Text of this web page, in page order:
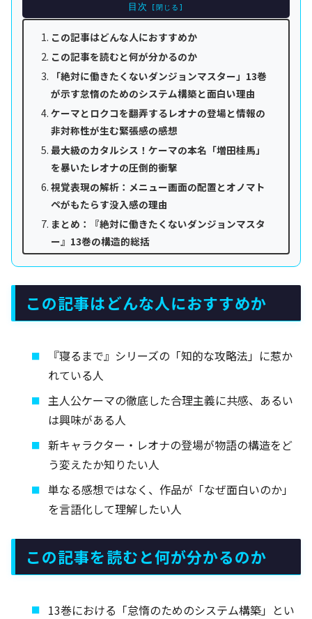
目次
この記事はどんな人におすすめか
この記事を読むと何が分かるのか
「絶対に働きたくないダンジョンマスター」13巻
が示す怠惰のためのシステム構築と面白い理由
ケーマとロクコを翻弄するレオナの登場と情報の
非対称性が生む緊張感の感想
最大級のカタルシス！ケーマの本名「増田桂馬」
を暴いたレオナの圧倒的衝撃
視覚表現の解析：メニュー画面の配置とオノマト
ペがもたらす没入感の理由
まとめ：『絶対に働きたくないダンジョンマスタ
ー』13巻の構造的総括
この記事はどんな人におすすめか
『寝るまで』シリーズの「知的な攻略法」に惹か
れている人
主人公ケーマの徹底した合理主義に共感、あるい
は興味がある人
新キャラクター・レオナの登場が物語の構造をど
う変えたか知りたい人
単なる感想ではなく、作品が「なぜ面白いのか」
を言語化して理解したい人
この記事を読むと何が分かるのか
13巻における「怠惰のためのシステム構築」とい